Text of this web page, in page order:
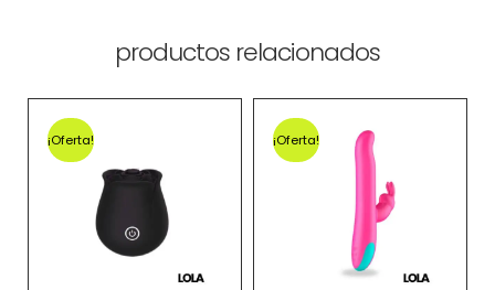
productos relacionados
¡Oferta! ¡Oferta!